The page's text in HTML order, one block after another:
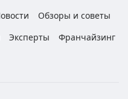
Обзоры и советы
Эксперты
Франчайзинг